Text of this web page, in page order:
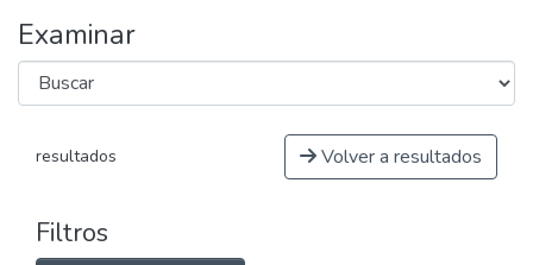
Examinar
resultados Volver a resultados
Filtros